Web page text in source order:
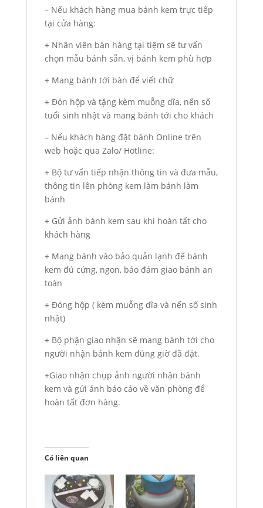
– Nếu khách hàng mua bánh kem trực tiếp
tại cửa hàng:
+ Nhân viên bán hàng tại tiệm sẽ tư vấn
chọn mẫu bánh sẵn, vị bánh kem phù hợp
+ Mang bánh tới bàn để viết chữ
+ Đón hộp và tặng kèm muỗng dĩa, nến số
tuổi sinh nhật và mang bánh tới cho khách
– Nếu khách hàng đặt bánh Online trên
web hoặc qua Zalo/ Hotline:
+ Bộ tư vấn tiếp nhận thông tin và đưa mẫu,
thông tin lên phòng kem làm bánh làm
bánh
+ Gửi ảnh bánh kem sau khi hoàn tất cho
khách hàng
+ Mang bánh vào bảo quản lạnh để bánh
kem đủ cứng, ngon, bảo đảm giao bánh an
toàn
+ Đóng hộp ( kèm muỗng dĩa và nến số sinh
nhật)
+ Bộ phận giao nhận sẽ mang bánh tới cho
người nhận bánh kem đúng giờ đã đặt.
+Giao nhận chụp ảnh người nhận bánh
kem và gửi ảnh báo cáo về văn phòng để
hoàn tất đơn hàng.
Có liên quan